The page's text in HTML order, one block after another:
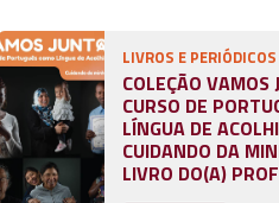
LIVROS E PERIÓDICOS
COLEÇÃO VAMOS
CURSO DE
LÍNGUA DE
CUIDANDO DA
LIVRO DO(A)